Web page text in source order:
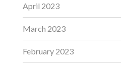
April 2023
March 2023
February 2023